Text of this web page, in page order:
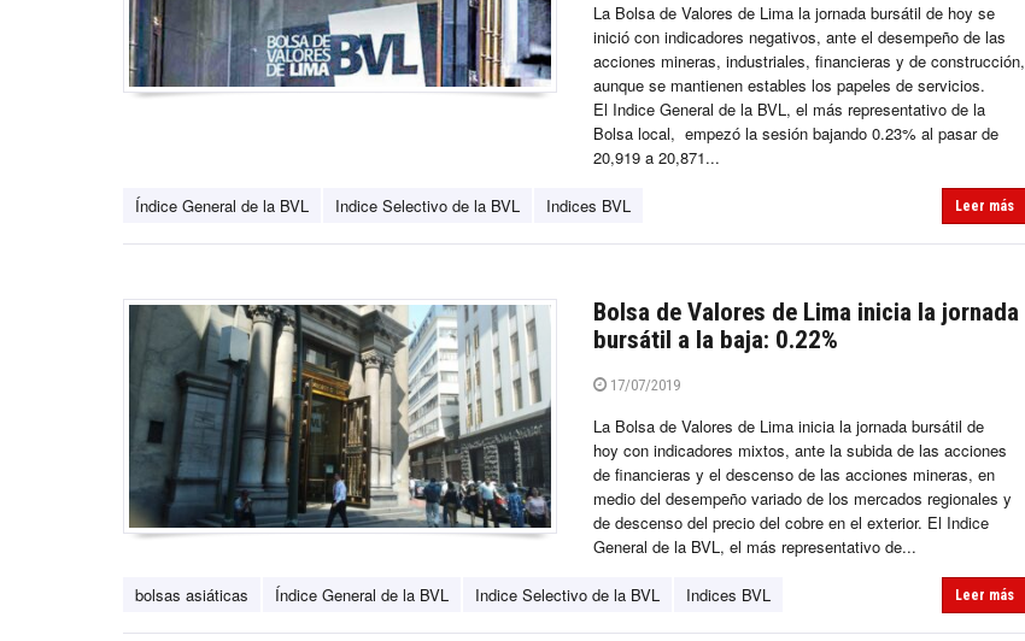
La Bolsa de Valores de Lima la jornada bursátil de hoy se
inició con indicadores negativos, ante el desempeño de las
acciones mineras, industriales, financieras y de construcción,
aunque se mantienen estables los papeles de servicios.
El Indice General de la BVL, el más representativo de la
Bolsa local, empezó la sesión bajando 0.23% al pasar de
20,919 a 20,871...
Índice General de la BVL Indice Selectivo de la BVL Indices BVL Leer más
Bolsa de Valores de Lima inicia la jornada
bursátil a la baja: 0.22%
17/07/2019
La Bolsa de Valores de Lima inicia la jornada bursátil de
hoy con indicadores mixtos, ante la subida de las acciones
de financieras y el descenso de las acciones mineras, en
medio del desempeño variado de los mercados regionales y
de descenso del precio del cobre en el exterior. El Indice
General de la BVL, el más representativo de...
bolsas asiáticas Índice General de la BVL Indice Selectivo de la BVL Indices BVL Leer más